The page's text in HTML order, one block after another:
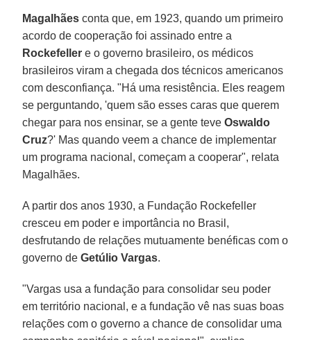
Magalhães conta que, em 1923, quando um primeiro
acordo de cooperação foi assinado entre a
Rockefeller e o governo brasileiro, os médicos
brasileiros viram a chegada dos técnicos americanos
com desconfiança. "Há uma resistência. Eles reagem
se perguntando, 'quem são esses caras que querem
chegar para nos ensinar, se a gente teveOswaldo
Cruz?' Mas quando veem a chance de implementar
um programa nacional, começam a cooperar", relata
Magalhães.
A partir dos anos 1930, a Fundação Rockefeller
cresceu em poder e importância no Brasil,
desfrutando de relações mutuamente benéficas com o
governo deGetúlio Vargas.
"Vargas usa a fundação para consolidar seu poder
em território nacional, e a fundação vê nas suas boas
relações com o governo a chance de consolidar uma